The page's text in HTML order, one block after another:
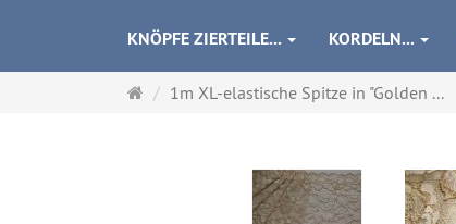
KNÖPFE ZIERTEILE... KORDELN...
Startseite
1m XL-elastische Spitze in "Golden ...